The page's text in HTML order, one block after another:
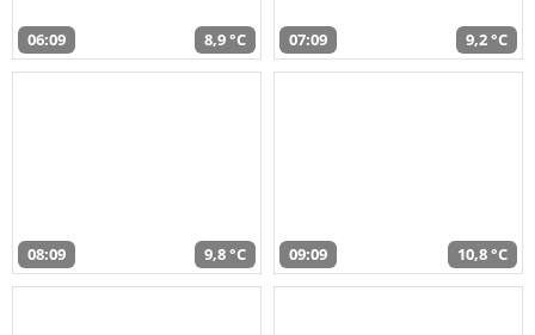
06:09 8,9 °C 07:09 9,2 °C
08:09 9,8 °C 09:09 10,8 °C